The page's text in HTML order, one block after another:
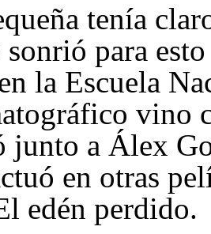
tenía
sonrió para
la Escuela
vino
junto a Álex
en otras
edén perdido.